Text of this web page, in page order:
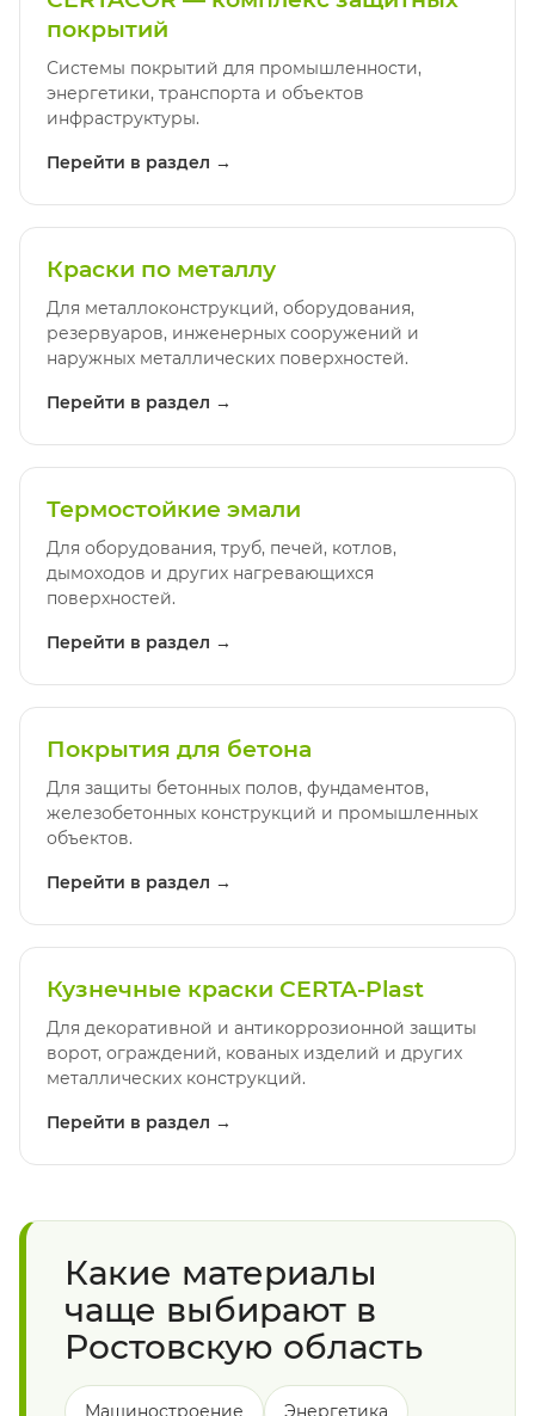
покрытий
Системы покрытий для промышленности,
энергетики, транспорта и объектов
инфраструктуры.
Перейти в раздел →
Краски по металлу
Для металлоконструкций, оборудования,
резервуаров, инженерных сооружений и
наружных металлических поверхностей.
Перейти в раздел →
Термостойкие эмали
Для оборудования, труб, печей, котлов,
дымоходов и других нагревающихся
поверхностей.
Перейти в раздел →
Покрытия для бетона
Для защиты бетонных полов, фундаментов,
железобетонных конструкций и промышленных
объектов.
Перейти в раздел →
Кузнечные краски CERTA-Plast
Для декоративной и антикоррозионной защиты
ворот, ограждений, кованых изделий и других
металлических конструкций.
Перейти в раздел →
Какие материалы
чаще выбирают в
Ростовскую область
Машиностроение Энергетика